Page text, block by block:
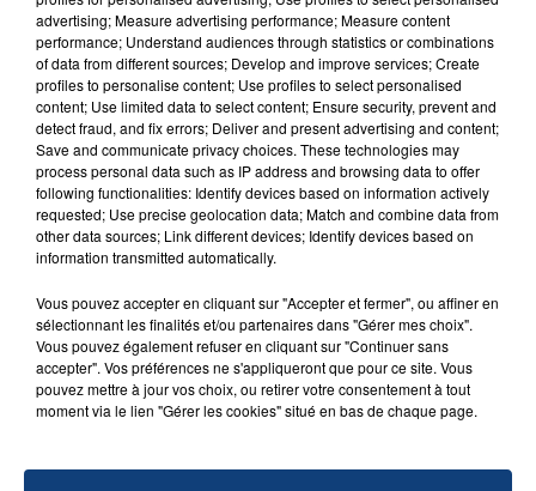
23 juillet 2026
INCENDIE MORTEL À LENS : UNE FEMME ET
SON BÉBÉ ENTRE LA VIE ET LA...
Un homme s'est immolé par le feu après avoir
d'un liquide inflammable.
20 juillet 2026
advertising; Measure advertising performance; Measure content
performance; Understand audiences through statistics or combinations
of data from different sources; Develop and improve services; Create
profiles to personalise content; Use profiles to select personalised
content; Use limited data to select content; Ensure security, prevent and
detect fraud, and fix errors; Deliver and present advertising and content;
Save and communicate privacy choices. These technologies may
process personal data such as IP address and browsing data to offer
following functionalities: Identify devices based on information actively
requested; Use precise geolocation data; Match and combine data from
other data sources; Link different devices; Identify devices based on
information transmitted automatically.
Vous pouvez accepter en cliquant sur "Accepter et fermer", ou affiner en
sélectionnant les finalités et/ou partenaires dans "Gérer mes choix".
Vous pouvez également refuser en cliquant sur "Continuer sans
accepter". Vos préférences ne s'appliqueront que pour ce site. Vous
pouvez mettre à jour vos choix, ou retirer votre consentement à tout
moment via le lien "Gérer les cookies" situé en bas de chaque page.